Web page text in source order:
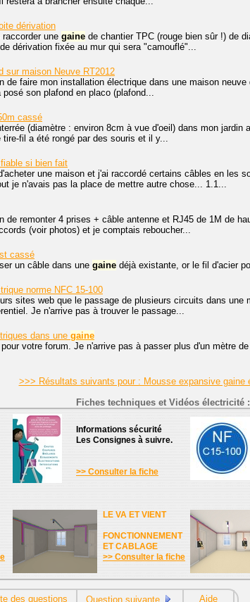
dérivation
une gaine de chantier TPC (rouge bien sûr !) de
dérivation fixée au mur qui sera "camouflé"...
sur maison Neuve RT2012
de faire mon installation électrique dans une maison
son plafond en placo (plafond...
cassé
(diamètre : environ 8cm à vue d'oeil) dans mon
fil a été rongé par des souris et il y...
si bien fait
une maison et j'ai raccordé certains câbles en les
je n'avais pas la place de mettre autre chose... 1.1...
de remonter 4 prises + câble antenne et RJ45 de 1M de
(voir photos) et je comptais reboucher...
cassé
un câble dans une gaine déjà existante, or le fil d'acier
norme NFC 15-100
sites web que le passage de plusieurs circuits dans une
Je n'arrive pas à trouver le passage...
dans une gaine
votre forum. Je n'arrive pas à passer plus d'un mètre
>>> Résultats suivants pour : Mousse expansive gaine
Fiches techniques et Vidéos électricité :
Informations sécurité
Les Consignes à suivre.
>> Consulter la fiche
LE VA ET VIENT
FONCTIONNEMENT
ET CABLAGE
>> Consulter la fiche
des questions Question suivante Aide